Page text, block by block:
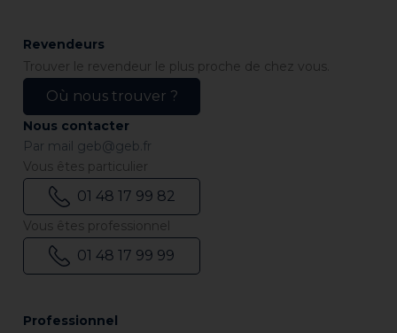
Professionnel
Revendeurs
Trouver le revendeur le plus proche de chez vous.
Où nous trouver ?
Nous contacter
Par mail geb@geb.fr
Vous êtes particulier
01 48 17 99 82
Vous êtes professionnel
01 48 17 99 99